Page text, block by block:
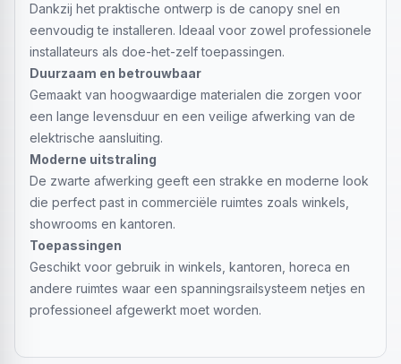
Dankzij het praktische ontwerp is de canopy snel en
eenvoudig te installeren. Ideaal voor zowel professionele
installateurs als doe-het-zelf toepassingen.
Duurzaam en betrouwbaar
Gemaakt van hoogwaardige materialen die zorgen voor
een lange levensduur en een veilige afwerking van de
elektrische aansluiting.
Moderne uitstraling
De zwarte afwerking geeft een strakke en moderne look
die perfect past in commerciële ruimtes zoals winkels,
showrooms en kantoren.
Toepassingen
Geschikt voor gebruik in winkels, kantoren, horeca en
andere ruimtes waar een spanningsrailsysteem netjes en
professioneel afgewerkt moet worden.